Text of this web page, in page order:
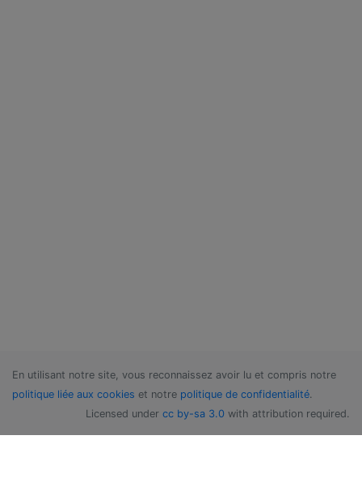
En utilisant notre site, vous reconnaissez avoir lu et compris notre
politique liée aux cookies et notre politique de confidentialité.
Licensed under cc by-sa 3.0 with attribution required.